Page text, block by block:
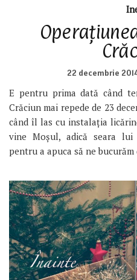
22 decembrie
E pentru prima dată când
Crăciun mai repede de 23
când îl las cu instalația
vine Moșul, adică seara lui
pentru a apuca să ne